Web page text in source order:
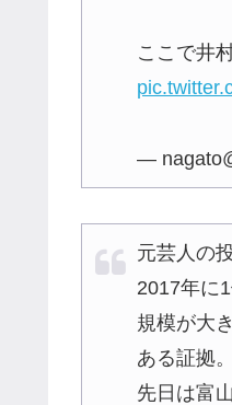
ここで井
—
元芸人の
2017年に
規模が大
ある証拠。
先日は富